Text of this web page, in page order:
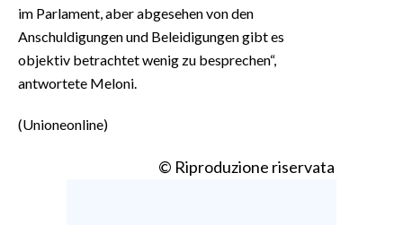
im Parlament, aber abgesehen von den
Anschuldigungen und Beleidigungen gibt es
objektiv betrachtet wenig zu besprechen“,
antwortete Meloni.
(Unioneonline)
© Riproduzione riservata